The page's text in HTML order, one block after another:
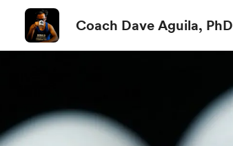
Coach Dave Aguila, PhD